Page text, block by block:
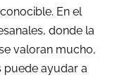
En el
donde la
valoran mucho,
ayudar a